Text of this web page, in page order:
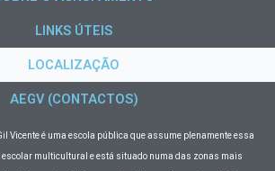
LINKS ÚTEIS
LOCALIZAÇÃO
AEGV (CONTACTOS)
Vicenteé uma escola pública que assume plenamente essa
escolar multicultural e está situado numa das zonas mais